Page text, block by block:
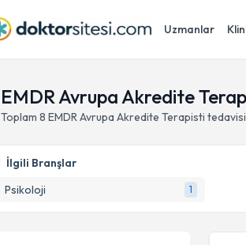
Uzmanlar
EMDR Avrupa Akredite
Toplam 8 EMDR Avrupa Akredite Terapisti
İlgili Branşlar
Psikoloji
1